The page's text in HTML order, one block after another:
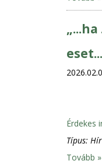
Érdekes
Típus: Hír
Tovább »